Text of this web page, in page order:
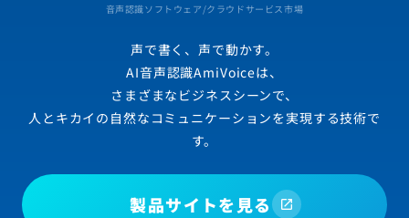
音声認識ソフトウェア/クラウドサービス市場
声で書く、声で動かす。
AI音声認識AmiVoiceは、
さまざまなビジネスシーンで、
人とキカイの自然なコミュニケーションを実現する技術で
す。
製品サイトを見る